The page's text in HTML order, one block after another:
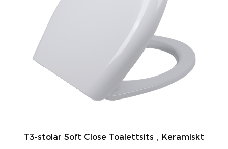
T3-stolar Soft Close Toalettsits，Keramiskt